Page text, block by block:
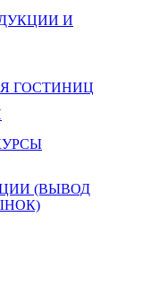
И
ГОСТИНИЦ
(ВЫВОД